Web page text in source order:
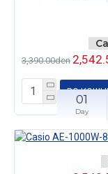
3,390.00den
ВО
01
Day